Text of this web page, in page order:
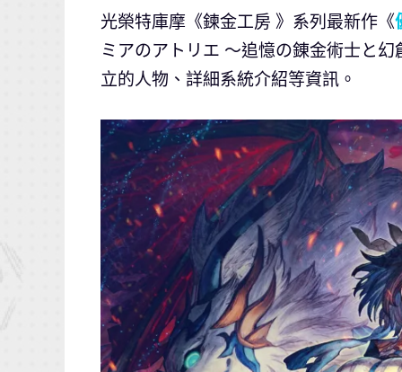
光榮特庫摩《鍊金工房 》系列最新作《
ミアのアトリエ ～追憶の錬金術士と
立的人物、詳細系統介紹等資訊。